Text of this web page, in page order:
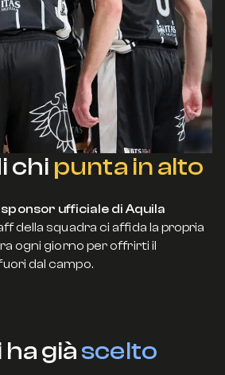
chi punta in alto
ufficiale di Aquila
della squadra ci affida la propria
ogni giorno per offrirti il
dal campo.
ha giàscelto